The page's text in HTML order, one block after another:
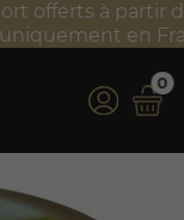
€ TTC d'achat*
0